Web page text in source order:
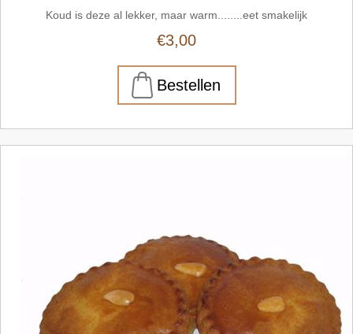
Koud is deze al lekker, maar warm........eet smakelijk
€3,00